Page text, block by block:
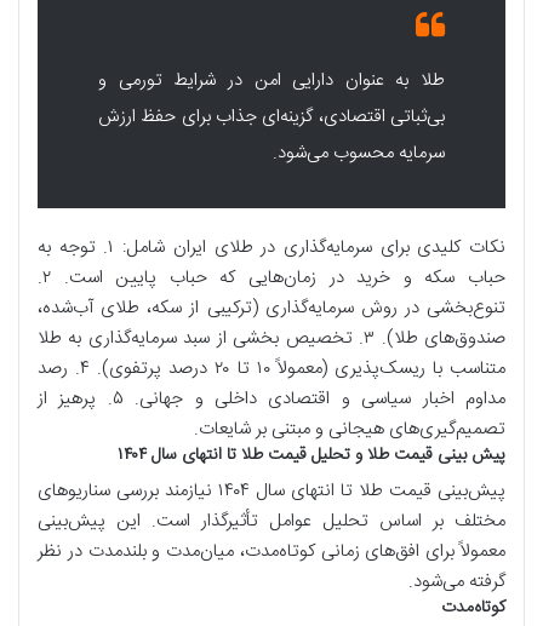
طلا به عنوان دارایی امن در شرایط تورمی و
بی‌ثباتی اقتصادی، گزینه‌ای جذاب برای حفظ ارزش
سرمایه محسوب می‌شود.
نکات کلیدی برای سرمایه‌گذاری در طلای ایران شامل: ۱. توجه به
حباب سکه و خرید در زمان‌هایی که حباب پایین است. ۲.
تنوع‌بخشی در روش سرمایه‌گذاری (ترکیبی از سکه، طلای آب‌شده،
صندوق‌های طلا). ۳. تخصیص بخشی از سبد سرمایه‌گذاری به طلا
متناسب با ریسک‌پذیری (معمولاً ۱۰ تا ۲۰ درصد پرتفوی). ۴. رصد
مداوم اخبار سیاسی و اقتصادی داخلی و جهانی. ۵. پرهیز از
تصمیم‌گیری‌های هیجانی و مبتنی بر شایعات.
پیش بینی قیمت طلا و تحلیل قیمت طلا تا انتهای سال ۱۴۰۴
پیش‌بینی قیمت طلا تا انتهای سال ۱۴۰۴ نیازمند بررسی سناریوهای
مختلف بر اساس تحلیل عوامل تأثیرگذار است. این پیش‌بینی
معمولاً برای افق‌های زمانی کوتاه‌مدت، میان‌مدت و بلندمدت در نظر
گرفته می‌شود.
کوتاه‌مدت